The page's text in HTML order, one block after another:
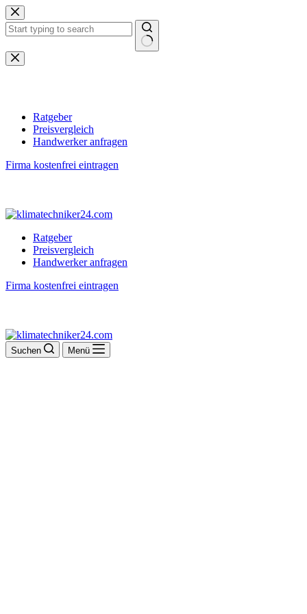
Zum
Inhalt
springen
Keine
Ergebnisse
Ratgeber
Preisvergleich
Handwerker anfragen
Firma kostenfrei eintragen
Ratgeber
Preisvergleich
Handwerker anfragen
Firma kostenfrei eintragen
Suchen Menü